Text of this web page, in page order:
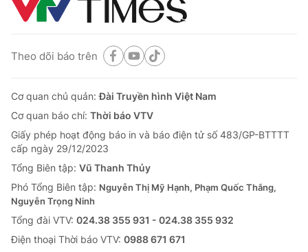
Theo dõi báo trên
Cơ quan chủ quản:Đài Truyền hình Việt Nam
Cơ quan báo chí: Thời báo VTV
Giấy phép hoạt động báo in và báo điện tử số 483/GP-BTTTT
cấp ngày 29/12/2023
Tổng Biên tập: Vũ Thanh Thủy
Phó Tổng Biên tập: Nguyễn Thị Mỹ Hạnh, Phạm Quốc Thắng,
Nguyễn Trọng Ninh
Tổng đài VTV: 024.38 355 931 - 024.38 355 932
Ðiện thoại Thời báo VTV: 0988 671 671